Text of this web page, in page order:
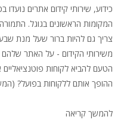
כידוע, שירותי קידום אתרים
המקומות הראשונים בגוגל.
צריך גם להיות ברור שעל מנת
משירותי הקידום - על האתר
הטעם להביא לקוחות פוטנציאליים
ההופך אותם ללקוחות בפועל?
להמשך קריאה